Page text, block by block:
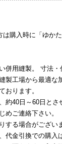
は購入時に「ゆか
併用縫製。 寸法・
製工場から最適な
おります。
約40日～60日とさ
めご連絡下さい。
する場合がござい
代金引換での購入